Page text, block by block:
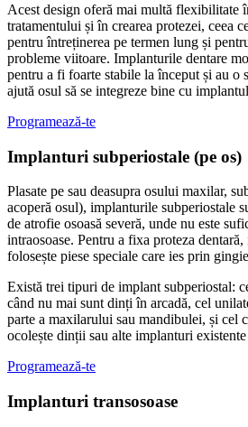
Acest design oferă mai multă flexibilitate
tratamentului și în crearea protezei, ceea
pentru întreținerea pe termen lung și
probleme viitoare. Implanturile dentare
pentru a fi foarte stabile la început și au o
ajută osul să se integreze bine cu
Programează-te
Implanturi subperiostale (pe os)
Plasate pe sau deasupra osului maxilar,
acoperă osul), implanturile subperiostale
de atrofie osoasă severă, unde nu este
intraosoase. Pentru a fixa proteza
folosește piese speciale care ies prin
Există trei tipuri de implant subperiostal:
când nu mai sunt dinți în arcadă, cel
parte a maxilarului sau mandibulei, și cel
ocolește dinții sau alte implanturi
Programează-te
Implanturi transosoase